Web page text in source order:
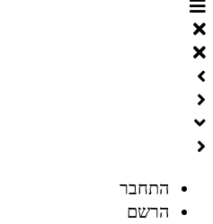
התחבר
הרשם